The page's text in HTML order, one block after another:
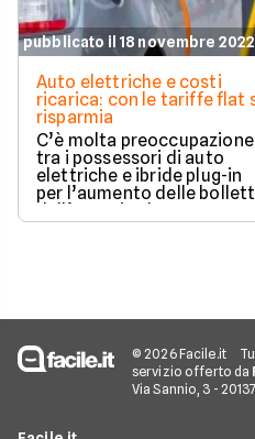
pubblicato il 18 novembre 2022
Auto elettriche e costi
ricarica: con le tariffe flat
risparmia
C’è molta preoccupazione
tra i possessori di auto
elettriche e ibride plug-in
per l’aumento delle
dell’energia che
inevitabilmente ricade sui
ampiamente conveniente.
© 2026 Facile.it
servizio offerto da
Via Sannio, 3 -